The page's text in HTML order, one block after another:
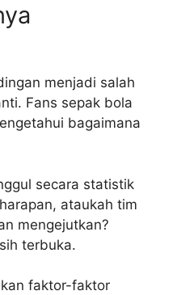
menjadi salah
Fans sepak bola
bagaimana
secara statistik
ataukah tim
mengejutkan?
terbuka.
faktor-faktor